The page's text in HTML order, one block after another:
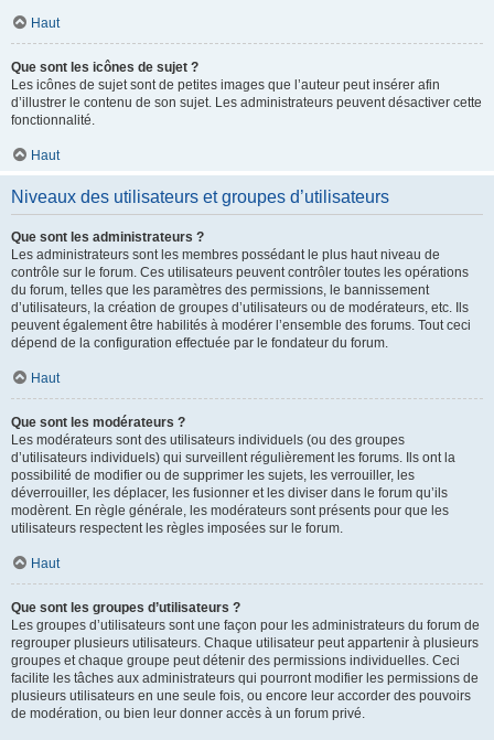
Haut
Que sont les icônes de sujet ?
Les icônes de sujet sont de petites images que l’auteur peut insérer afin
d’illustrer le contenu de son sujet. Les administrateurs peuvent désactiver cette
fonctionnalité.
Haut
Niveaux des utilisateurs et groupes d’utilisateurs
Que sont les administrateurs ?
Les administrateurs sont les membres possédant le plus haut niveau de
contrôle sur le forum. Ces utilisateurs peuvent contrôler toutes les opérations
du forum, telles que les paramètres des permissions, le bannissement
d’utilisateurs, la création de groupes d’utilisateurs ou de modérateurs, etc. Ils
peuvent également être habilités à modérer l’ensemble des forums. Tout ceci
dépend de la configuration effectuée par le fondateur du forum.
Haut
Que sont les modérateurs ?
Les modérateurs sont des utilisateurs individuels (ou des groupes
d’utilisateurs individuels) qui surveillent régulièrement les forums. Ils ont la
possibilité de modifier ou de supprimer les sujets, les verrouiller, les
déverrouiller, les déplacer, les fusionner et les diviser dans le forum qu’ils
modèrent. En règle générale, les modérateurs sont présents pour que les
utilisateurs respectent les règles imposées sur le forum.
Haut
Que sont les groupes d’utilisateurs ?
Les groupes d’utilisateurs sont une façon pour les administrateurs du forum de
regrouper plusieurs utilisateurs. Chaque utilisateur peut appartenir à plusieurs
groupes et chaque groupe peut détenir des permissions individuelles. Ceci
facilite les tâches aux administrateurs qui pourront modifier les permissions de
plusieurs utilisateurs en une seule fois, ou encore leur accorder des pouvoirs
de modération, ou bien leur donner accès à un forum privé.